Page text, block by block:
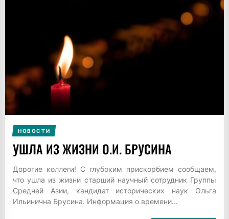
НОВОСТИ
УШЛА ИЗ ЖИЗНИ О.И. БРУСИНА
Дорогие коллеги! С глубоким прискорбием сообщаем,
что ушла из жизни старший научный сотрудник Группы
Средней Азии, кандидат исторических наук Ольга
Ильинична Брусина. Информация о времени...